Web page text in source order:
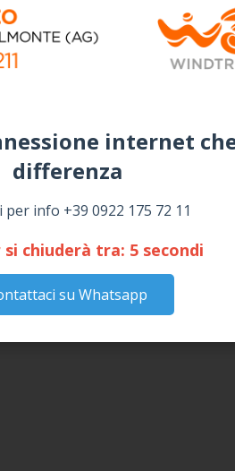
internet
differenza​
per info +39 0922 175 72 11
si chiuderà tra: 5 secondi
su Whatsapp